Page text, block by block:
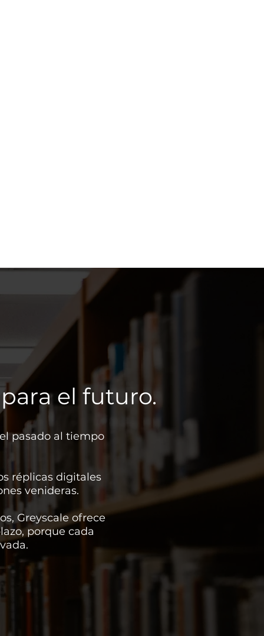
el futuro.
pasado al tiempo
réplicas digitales
venideras.
Greyscale ofrece
porque cada